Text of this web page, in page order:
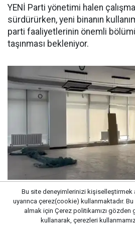
YENİ Parti yönetimi halen
sürdürürken, yeni binanın
parti faaliyetlerinin önemli
taşınması bekleniyor.
GENEL BAŞKANLIK
Zemin katın yanı sıra 3 bodrum
Bu site deneyimlerinizi kişiselleştirmek
uyarınca çerez(cookie) kullanmaktadır.
almak için Çerez politikamızı gözden
kullanarak, çerezleri